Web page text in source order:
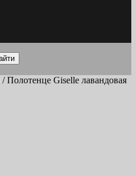
/ Полотенце Giselle лавандовая